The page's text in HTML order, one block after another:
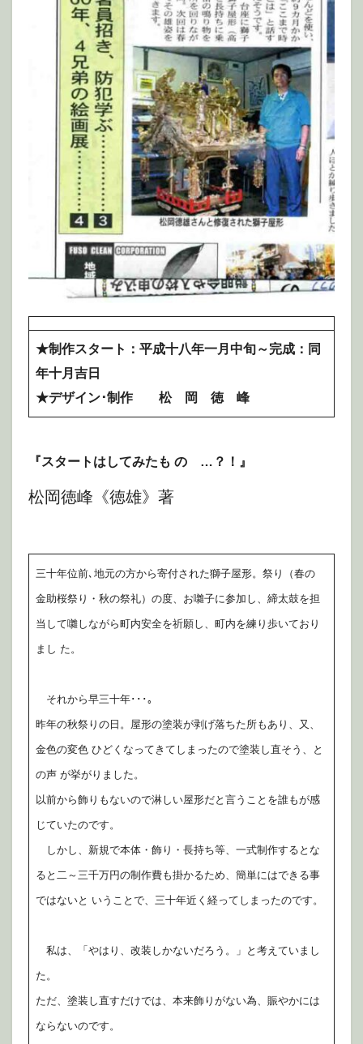
★制作スタート：平成十八年一月中旬～完成：同
年十月吉日
★デザイン･制作 松 岡 徳 峰
『スタートはしてみたも のゝ…？！』
松岡徳峰《徳雄》著
三十年位前､地元の方から寄付された獅子屋形。祭り（春の
金助桜祭り・秋の祭礼）の度、お囃子に参加し、締太鼓を担
当して囃しながら町内安全を祈願し、町内を練り歩いており
まし た。
それから早三十年･･･｡
昨年の秋祭りの日。屋形の塗装が剥げ落ちた所もあり、又、
金色の変色 ひどくなってきてしまったので塗装し直そう、と
の声 が挙がりました。
以前から飾りもないので淋しい屋形だと言うことを誰もが感
じていたのです。
しかし、新規で本体・飾り・長持ち等、一式制作するとな
ると二～三千万円の制作費も掛かるため、簡単にはできる事
ではないと いうことで、三十年近く経ってしまったのです。
私は、「やはり、改装しかないだろう。」と考えていまし
た。
ただ、塗装し直すだけでは、本来飾りがない為、賑やかには
ならないのです。